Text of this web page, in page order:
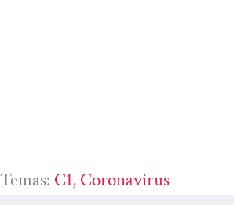
Temas: C1, Coronavirus